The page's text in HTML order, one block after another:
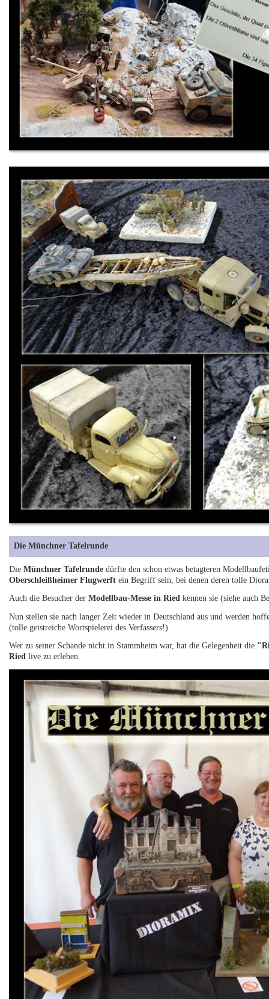
Die Münchner Tafelrunde
DieMünchner Tafelrunde dürfte den schon etwas betagteren
Oberschleißheimer Flugwerft ein Begriff sein, bei denen deren tolle
Auch die Besucher derModellbau-Messe in Ried kennen sie (siehe auch
Nun stellen sie nach langer Zeit wieder in Deutschland aus und werden
(tolle geistreiche Wortspielerei des Verfassers!)
Wer zu seiner Schande nicht in Stammheim war, hat die Gelegenheit die
Ried live zu erleben.